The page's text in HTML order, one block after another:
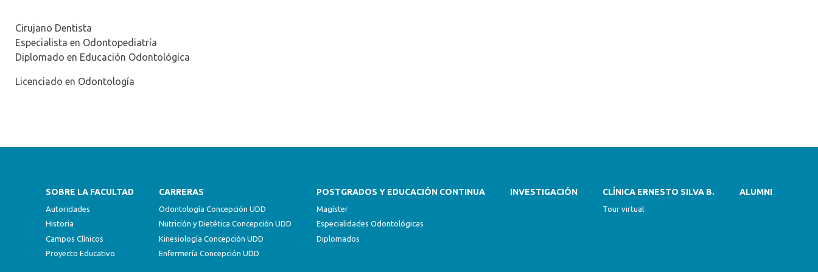
Cirujano Dentista
Especialista en Odontopediatría
Diplomado en Educación Odontológica
Licenciado en Odontología
SOBRE LA FACULTAD
Autoridades
Historia
Campos Clínicos
Proyecto Educativo
CARRERAS
Odontología Concepción UDD
Nutrición y Dietética Concepción UDD
Kinesiología Concepción UDD
Enfermería Concepción UDD
POSTGRADOS Y EDUCACIÓN CONTINUA
Magíster
Especialidades Odontológicas
Diplomados
INVESTIGACIÓN CLÍNICA ERNESTO SILVA B.
Tour virtual
ALUMNI